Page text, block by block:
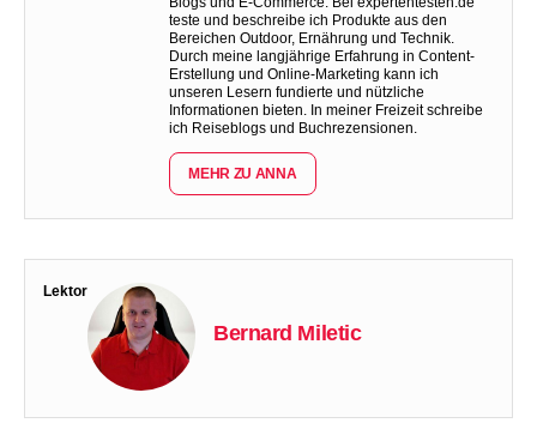
teste und beschreibe ich Produkte aus den
Bereichen Outdoor, Ernährung und Technik.
Durch meine langjährige Erfahrung in Content-
Erstellung und Online-Marketing kann ich
unseren Lesern fundierte und nützliche
Informationen bieten. In meiner Freizeit schreibe
ich Reiseblogs und Buchrezensionen.
MEHR ZU ANNA
Lektor
Bernard Miletic